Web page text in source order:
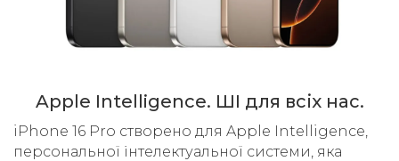
Apple Intelligence. ШІ для всіх нас.
iPhone 16 Pro створено для Apple Intelligence,
персональної інтелектуальної системи, яка